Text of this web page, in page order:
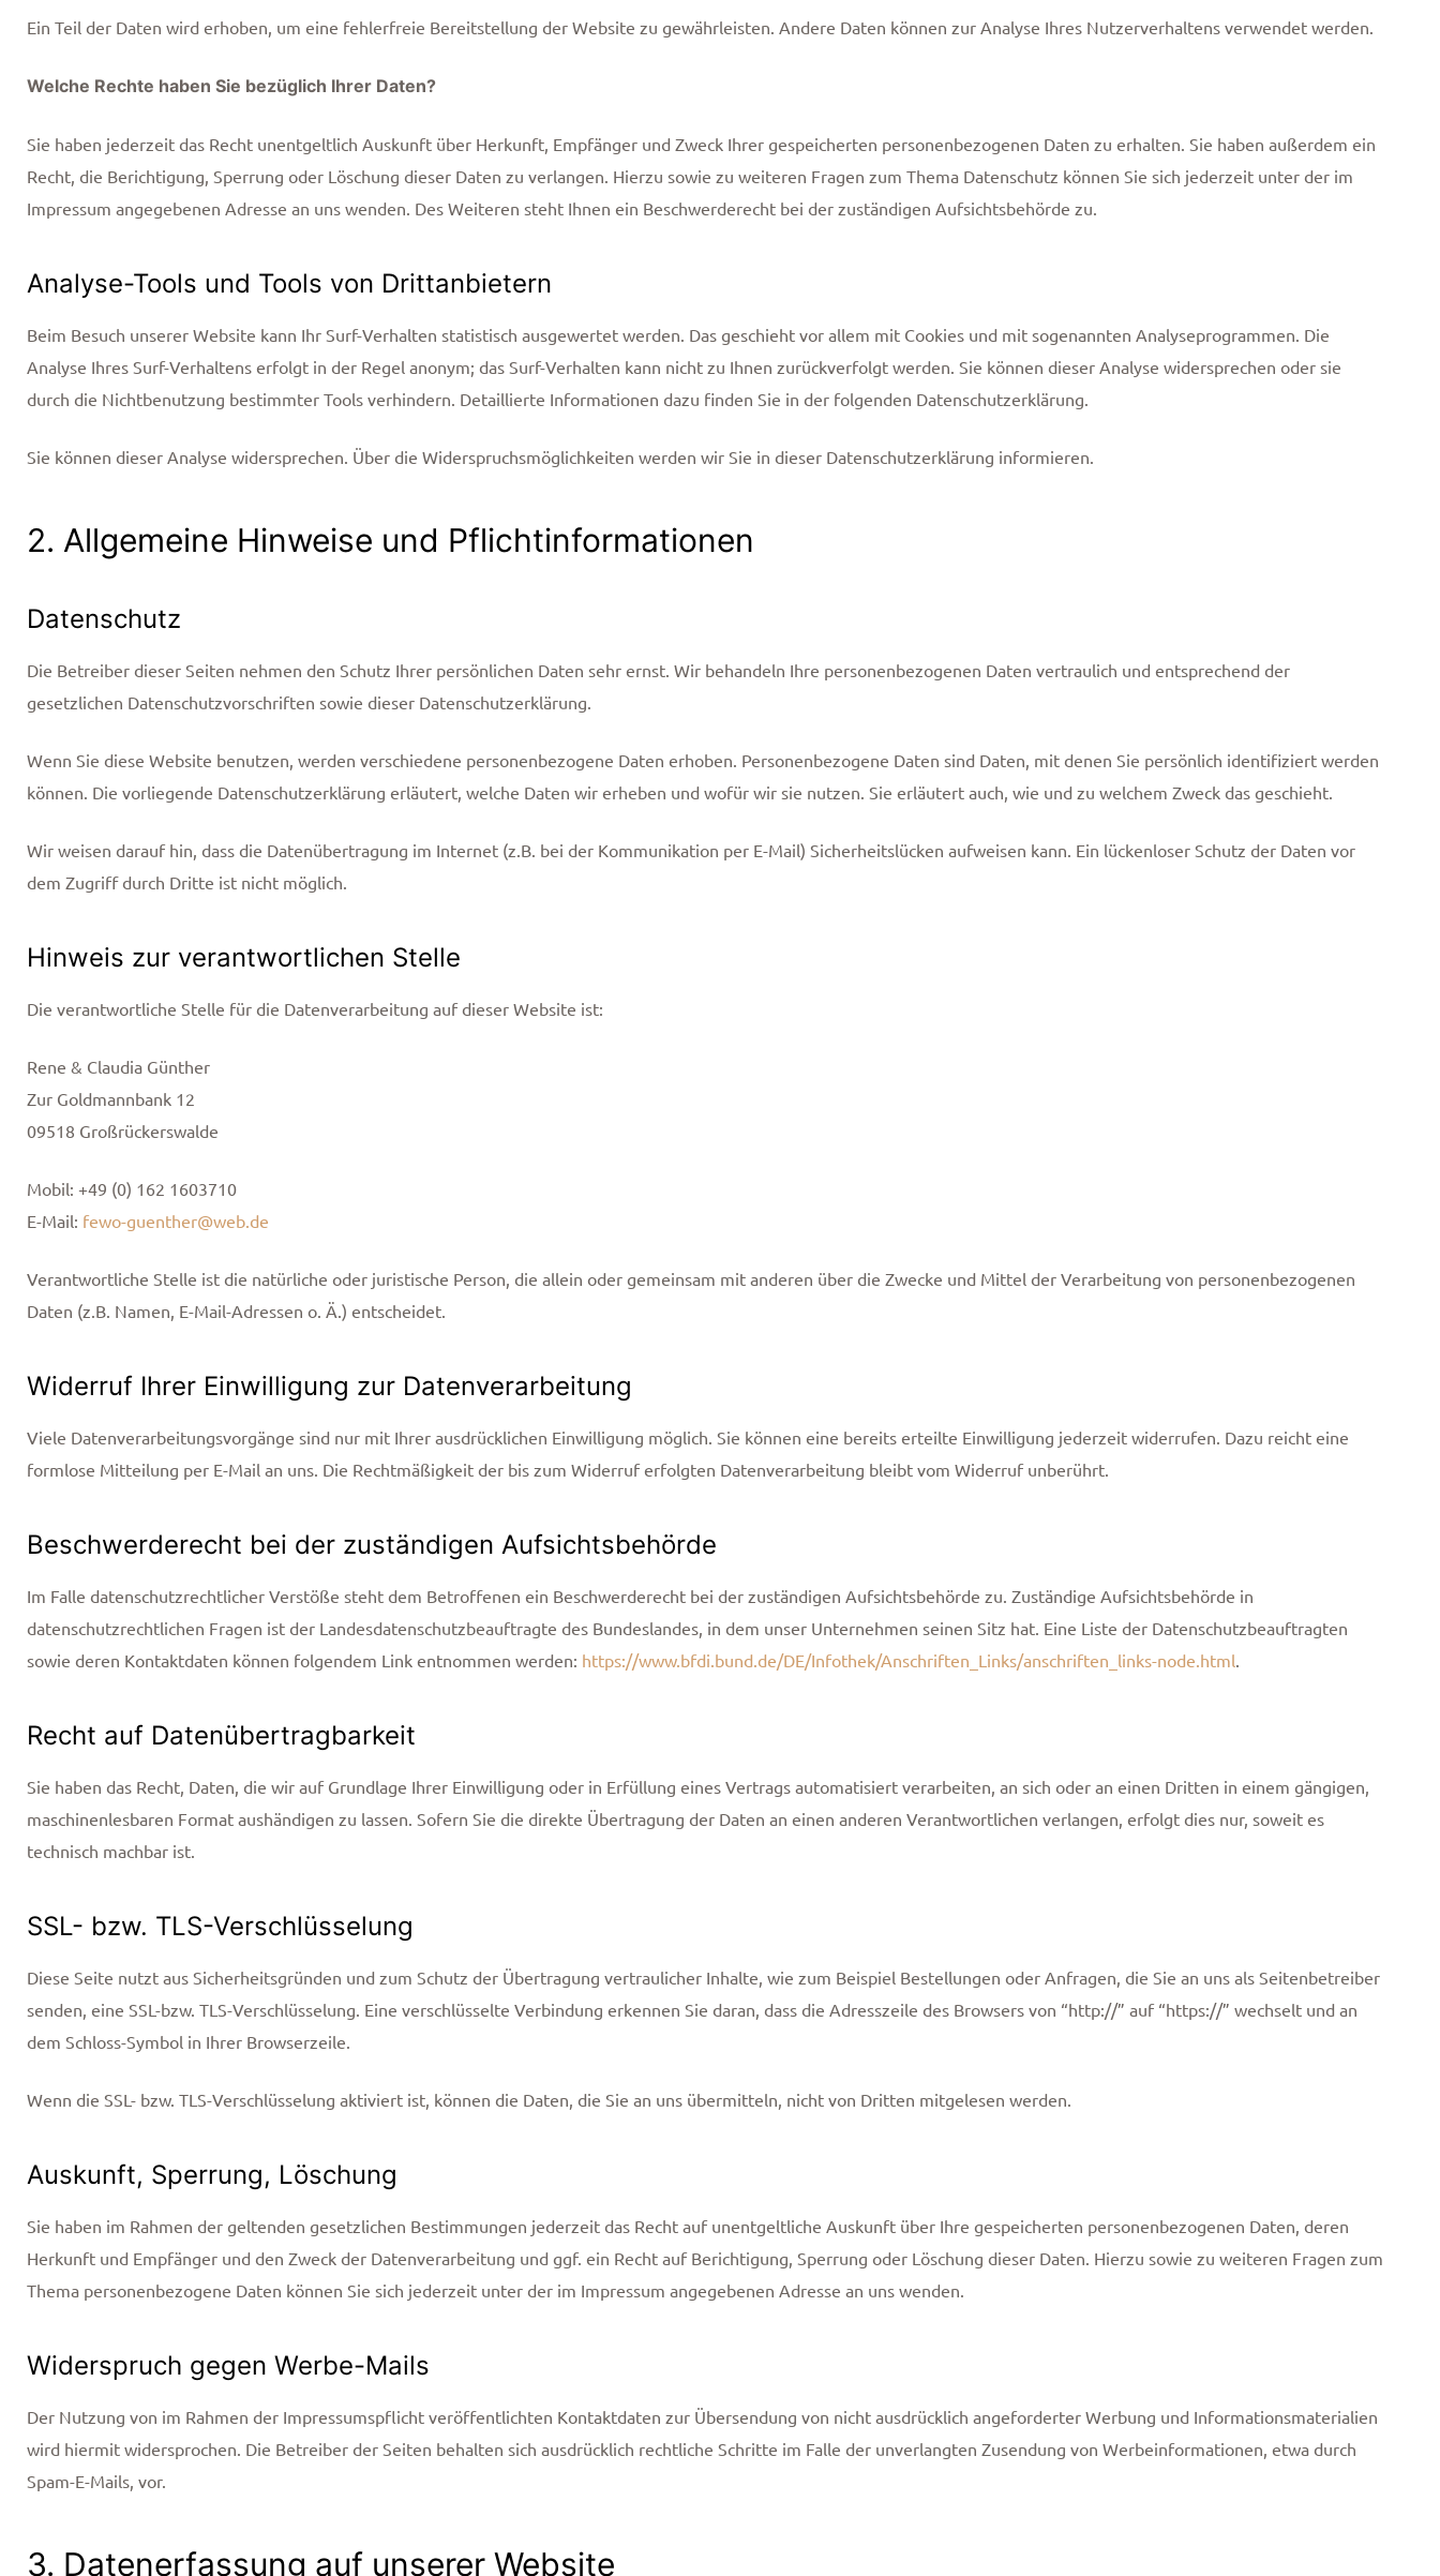
Ein Teil der Daten wird erhoben, um eine fehlerfreie Bereitstellung der Website zu gewährleisten. Andere Daten können zur Analyse Ihres Nutzerverhaltens verwendet werden.
Welche Rechte haben Sie bezüglich Ihrer Daten?
Sie haben jederzeit das Recht unentgeltlich Auskunft über Herkunft, Empfänger und Zweck Ihrer gespeicherten personenbezogenen Daten zu erhalten. Sie haben außerdem ein
Recht, die Berichtigung, Sperrung oder Löschung dieser Daten zu verlangen. Hierzu sowie zu weiteren Fragen zum Thema Datenschutz können Sie sich jederzeit unter der im
Impressum angegebenen Adresse an uns wenden. Des Weiteren steht Ihnen ein Beschwerderecht bei der zuständigen Aufsichtsbehörde zu.
Analyse-Tools und Tools von Drittanbietern
Beim Besuch unserer Website kann Ihr Surf-Verhalten statistisch ausgewertet werden. Das geschieht vor allem mit Cookies und mit sogenannten Analyseprogrammen. Die
Analyse Ihres Surf-Verhaltens erfolgt in der Regel anonym; das Surf-Verhalten kann nicht zu Ihnen zurückverfolgt werden. Sie können dieser Analyse widersprechen oder sie
durch die Nichtbenutzung bestimmter Tools verhindern. Detaillierte Informationen dazu finden Sie in der folgenden Datenschutzerklärung.
Sie können dieser Analyse widersprechen. Über die Widerspruchsmöglichkeiten werden wir Sie in dieser Datenschutzerklärung informieren.
2. Allgemeine Hinweise und Pflichtinformationen
Datenschutz
Die Betreiber dieser Seiten nehmen den Schutz Ihrer persönlichen Daten sehr ernst. Wir behandeln Ihre personenbezogenen Daten vertraulich und entsprechend der
gesetzlichen Datenschutzvorschriften sowie dieser Datenschutzerklärung.
Wenn Sie diese Website benutzen, werden verschiedene personenbezogene Daten erhoben. Personenbezogene Daten sind Daten, mit denen Sie persönlich identifiziert werden
können. Die vorliegende Datenschutzerklärung erläutert, welche Daten wir erheben und wofür wir sie nutzen. Sie erläutert auch, wie und zu welchem Zweck das geschieht.
Wir weisen darauf hin, dass die Datenübertragung im Internet (z.B. bei der Kommunikation per E-Mail) Sicherheitslücken aufweisen kann. Ein lückenloser Schutz der Daten vor
dem Zugriff durch Dritte ist nicht möglich.
Hinweis zur verantwortlichen Stelle
Die verantwortliche Stelle für die Datenverarbeitung auf dieser Website ist:
Rene & Claudia Günther
Zur Goldmannbank 12
09518 Großrückerswalde
Mobil: +49 (0) 162 1603710
E-Mail: fewo-guenther@web.de
Verantwortliche Stelle ist die natürliche oder juristische Person, die allein oder gemeinsam mit anderen über die Zwecke und Mittel der Verarbeitung von personenbezogenen
Daten (z.B. Namen, E-Mail-Adressen o. Ä.) entscheidet.
Widerruf Ihrer Einwilligung zur Datenverarbeitung
Viele Datenverarbeitungsvorgänge sind nur mit Ihrer ausdrücklichen Einwilligung möglich. Sie können eine bereits erteilte Einwilligung jederzeit widerrufen. Dazu reicht eine
formlose Mitteilung per E-Mail an uns. Die Rechtmäßigkeit der bis zum Widerruf erfolgten Datenverarbeitung bleibt vom Widerruf unberührt.
Beschwerderecht bei der zuständigen Aufsichtsbehörde
Im Falle datenschutzrechtlicher Verstöße steht dem Betroffenen ein Beschwerderecht bei der zuständigen Aufsichtsbehörde zu. Zuständige Aufsichtsbehörde in
datenschutzrechtlichen Fragen ist der Landesdatenschutzbeauftragte des Bundeslandes, in dem unser Unternehmen seinen Sitz hat. Eine Liste der Datenschutzbeauftragten
sowie deren Kontaktdaten können folgendem Link entnommen werden: https://www.bfdi.bund.de/DE/Infothek/Anschriften_Links/anschriften_links-node.html
Recht auf Datenübertragbarkeit
Sie haben das Recht, Daten, die wir auf Grundlage Ihrer Einwilligung oder in Erfüllung eines Vertrags automatisiert verarbeiten, an sich oder an einen Dritten in einem gängigen,
maschinenlesbaren Format aushändigen zu lassen. Sofern Sie die direkte Übertragung der Daten an einen anderen Verantwortlichen verlangen, erfolgt dies nur, soweit es
technisch machbar ist.
SSL- bzw. TLS-Verschlüsselung
Diese Seite nutzt aus Sicherheitsgründen und zum Schutz der Übertragung vertraulicher Inhalte, wie zum Beispiel Bestellungen oder Anfragen, die Sie an uns als Seitenbetreiber
senden, eine SSL-bzw. TLS-Verschlüsselung. Eine verschlüsselte Verbindung erkennen Sie daran, dass die Adresszeile des Browsers von “http://” auf “https://” wechselt und an
dem Schloss-Symbol in Ihrer Browserzeile.
Wenn die SSL- bzw. TLS-Verschlüsselung aktiviert ist, können die Daten, die Sie an uns übermitteln, nicht von Dritten mitgelesen werden.
Auskunft, Sperrung, Löschung
Sie haben im Rahmen der geltenden gesetzlichen Bestimmungen jederzeit das Recht auf unentgeltliche Auskunft über Ihre gespeicherten personenbezogenen Daten, deren
Herkunft und Empfänger und den Zweck der Datenverarbeitung und ggf. ein Recht auf Berichtigung, Sperrung oder Löschung dieser Daten. Hierzu sowie zu weiteren Fragen zum
Thema personenbezogene Daten können Sie sich jederzeit unter der im Impressum angegebenen Adresse an uns wenden.
Widerspruch gegen Werbe-Mails
Der Nutzung von im Rahmen der Impressumspflicht veröffentlichten Kontaktdaten zur Übersendung von nicht ausdrücklich angeforderter Werbung und Informationsmaterialien
wird hiermit widersprochen. Die Betreiber der Seiten behalten sich ausdrücklich rechtliche Schritte im Falle der unverlangten Zusendung von Werbeinformationen, etwa durch
Spam-E-Mails, vor.
3. Datenerfassung auf unserer Website